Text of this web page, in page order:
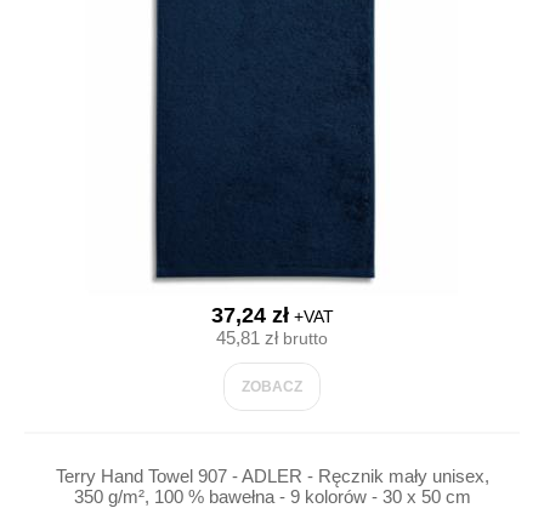
37,24 zł+VAT
45,81 złbrutto
ZOBACZ
Terry Hand Towel 907 - ADLER - Ręcznik mały unisex,
350 g/m², 100 % bawełna - 9 kolorów - 30 x 50 cm